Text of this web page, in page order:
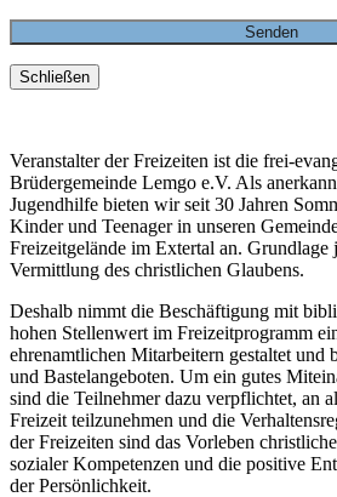
Schließen
Veranstalter der Freizeiten ist die frei-
Brüdergemeinde Lemgo e.V. Als
Jugendhilfe bieten wir seit 30 Jahren
Kinder und Teenager in unseren
Freizeitgelände im Extertal an. Grundlage
Vermittlung des christlichen Glaubens.
Deshalb nimmt die Beschäftigung mit
hohen Stellenwert im Freizeitprogramm
ehrenamtlichen Mitarbeitern gestaltet und
und Bastelangeboten. Um ein gutes
sind die Teilnehmer dazu verpflichtet, an
Freizeit teilzunehmen und die
der Freizeiten sind das Vorleben
sozialer Kompetenzen und die positive
der Persönlichkeit.